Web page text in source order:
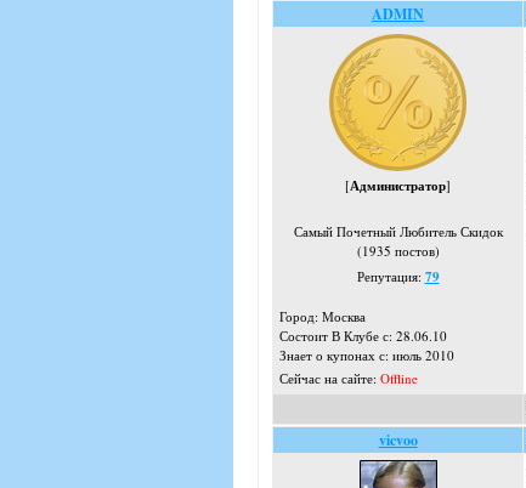
ADMIN
[Администратор]
Самый Почетный Любитель Скидок
(1935 постов)
Репутация: 79
Город: Москва
Состоит В Клубе с: 28.06.10
Знает о купонах с: июль 2010
Сейчас на сайте: Offline
vicvoo